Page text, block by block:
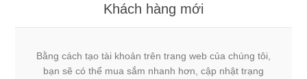
Khách hàng mới
Bằng cách tạo tài khoản trên trang web của chúng tôi,
bạn sẽ có thể mua sắm nhanh hơn, cập nhật trạng